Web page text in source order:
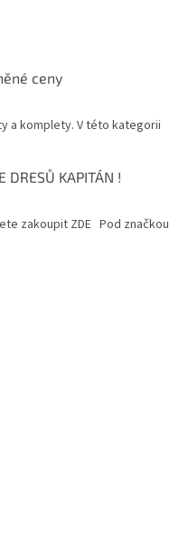
ceny
a komplety. V této kategorii
DRESŮ KAPITÁN !
zakoupit ZDE Pod značkou